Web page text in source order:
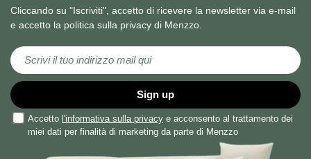
Cliccando su "Iscriviti", accetto di ricevere la newsletter via e-mail
e accetto la politica sulla privacy di Menzzo.
Iscriviti alla nostra Newsletter:
Sign up
Accetto l'informativa sulla privacy e acconsento al trattamento dei
miei dati per finalità di marketing da parte di Menzzo